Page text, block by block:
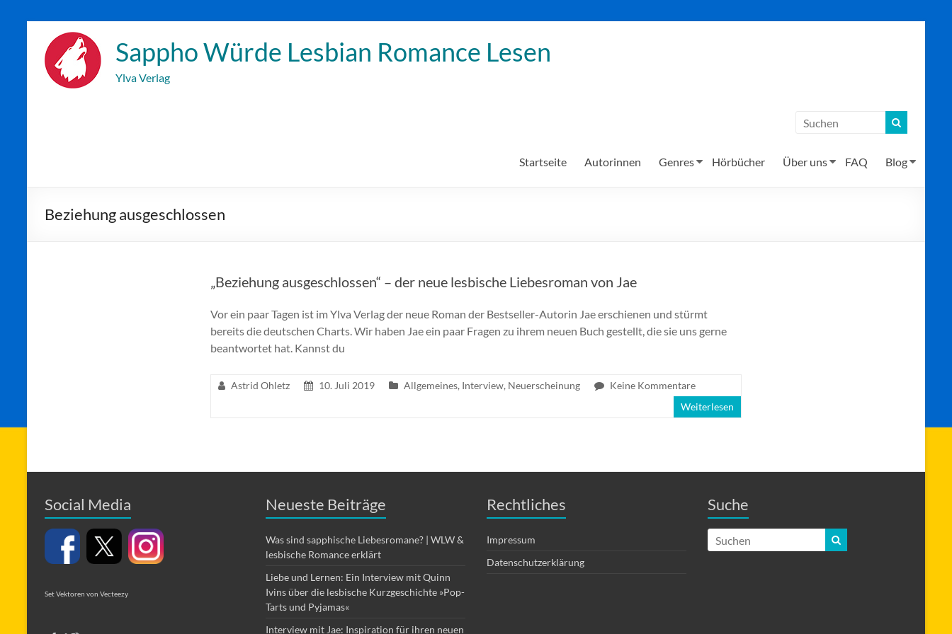
Inhalt
wechseln
Sappho Würde Lesbian Romance Lesen
Ylva Verlag
Startseite Autorinnen Genres Hörbücher Über uns FAQ Blog
Beziehung ausgeschlossen
„Beziehung ausgeschlossen“ – der neue lesbische Liebesroman von Jae
Vor ein paar Tagen ist im Ylva Verlag der neue Roman der Bestseller-Autorin Jae erschienen und stürmt
bereits die deutschen Charts. Wir haben Jae ein paar Fragen zu ihrem neuen Buch gestellt, die sie uns gerne
beantwortet hat. Kannst du
Astrid Ohletz 10. Juli 2019 Allgemeines, Interview, Neuerscheinung
Keine Kommentare
Weiterlesen
Social Media
Set Vektoren von Vecteezy
Neueste Beiträge
Was sind sapphische Liebesromane? | WLW &
lesbische Romance erklärt
Liebe und Lernen: Ein Interview mit Quinn
Ivins über die lesbische Kurzgeschichte »Pop-
Tarts und Pyjamas«
Interview mit Jae: Inspiration für ihren neuen
Rechtliches
Impressum
Datenschutzerklärung
Suche